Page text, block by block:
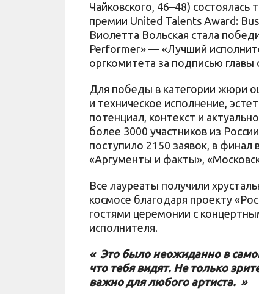
Чайковского, 46–48)
премии United Talents Award:
Виолетта Вольская стала
Performer» — «Лучший
оргкомитета за подписью
Для победы в категории жюри
и техническое исполнение,
потенциал, контекст и
более 3000 участников из
поступило 2150 заявок, в
«Аргументы и факты»,
Все лауреаты получили
космосе благодаря проекту
гостями церемонии с
исполнителя.
« Это было неожиданно в
что тебя видят. Не только
важно для любого артиста. »